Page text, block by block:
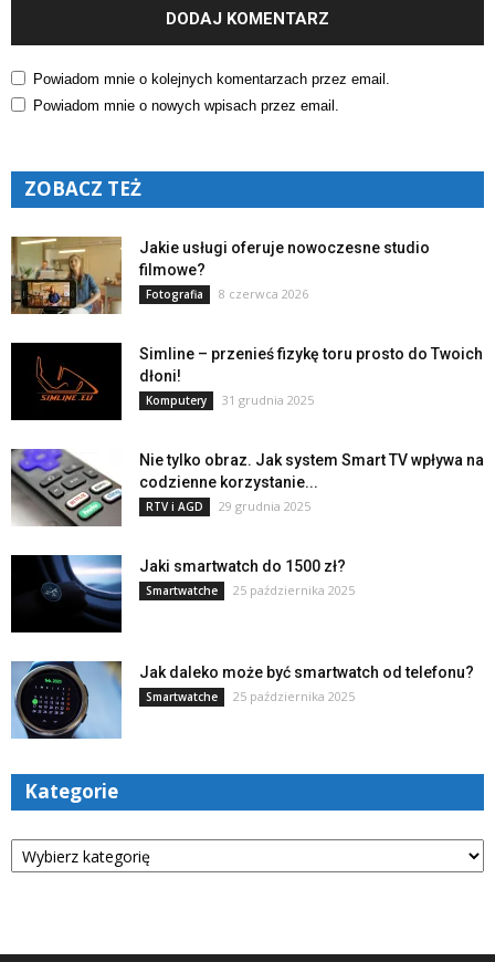
Powiadom mnie o kolejnych komentarzach przez email.
Powiadom mnie o nowych wpisach przez email.
ZOBACZ TEŻ
Jakie usługi oferuje nowoczesne studio
filmowe?
Fotografia 8 czerwca 2026
Simline – przenieś fizykę toru prosto do Twoich
dłoni!
Komputery 31 grudnia 2025
Nie tylko obraz. Jak system Smart TV wpływa na
codzienne korzystanie...
RTV i AGD 29 grudnia 2025
Jaki smartwatch do 1500 zł?
Smartwatche 25 października 2025
Jak daleko może być smartwatch od telefonu?
Smartwatche 25 października 2025
Kategorie
Kategorie